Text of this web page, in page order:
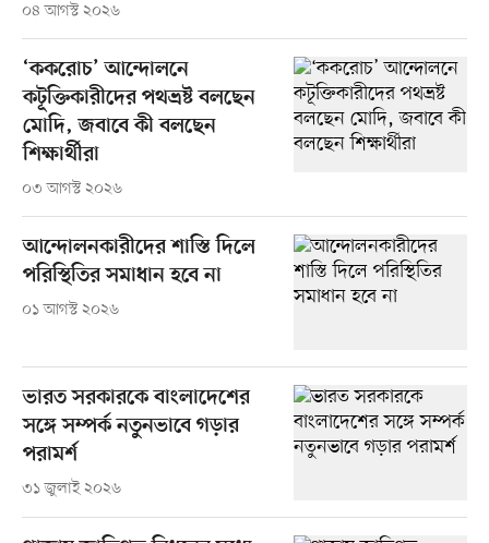
০৪ আগস্ট ২০২৬
‘ককরোচ’ আন্দোলনে
কটূক্তিকারীদের পথভ্রষ্ট বলছেন
মোদি, জবাবে কী বলছেন
শিক্ষার্থীরা
০৩ আগস্ট ২০২৬
আন্দোলনকারীদের শাস্তি দিলে
পরিস্থিতির সমাধান হবে না
০১ আগস্ট ২০২৬
ভারত সরকারকে বাংলাদেশের
সঙ্গে সম্পর্ক নতুনভাবে গড়ার
পরামর্শ
৩১ জুলাই ২০২৬